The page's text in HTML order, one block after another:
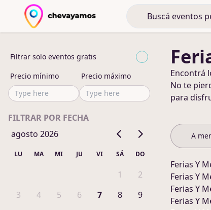
Filtrar solo eventos gratis
Precio mínimo
Precio máximo
FILTRAR POR FECHA
agosto 2026
LU MA MI JU VI SÁ DO
1
2
3
4 5 6 7 8
9
Encontrá
No te
para
A
Ferias Y
Ferias Y
Ferias Y
Ferias Y